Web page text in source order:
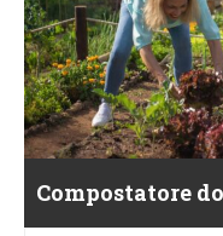
Compostatore